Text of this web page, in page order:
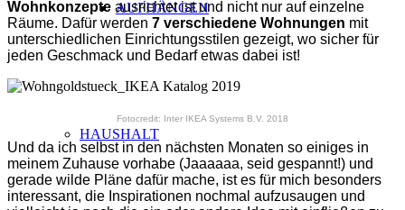
AUFHÄNGEN
HAUSHALT
Wohnkonzepte ausrichtet ist und nicht nur auf einzelne
Räume. Dafür werden 7 verschiedene Wohnungen mit
unterschiedlichen Einrichtungsstilen gezeigt, wo sicher für
jeden Geschmack und Bedarf etwas dabei ist!
Fotocredit: Inter IKEA Systems B.V. 2018
Und da ich selbst in den nächsten Monaten so einiges in
meinem Zuhause vorhabe (Jaaaaaa, seid gespannt!) und
gerade wilde Pläne dafür mache, ist es für mich besonders
interessant, die Inspirationen nochmal aufzusaugen und